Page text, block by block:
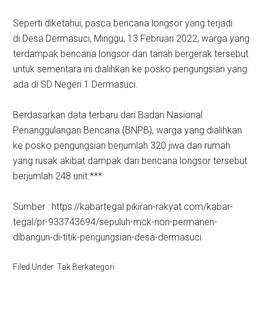
Seperti diketahui, pasca bencana longsor yang terjadi
di Desa Dermasuci, Minggu, 13 Februari 2022, warga yang
terdampak bencana longsor dan tanah bergerak tersebut
untuk sementara ini dialihkan ke posko pengungsian yang
ada di SD Negeri 1 Dermasuci.
Berdasarkan data terbaru dari Badan Nasional
Penanggulangan Bencana (BNPB), warga yang dialihkan
ke posko pengungsian berjumlah 320 jiwa dan rumah
yang rusak akibat dampak dari bencana longsor tersebut
berjumlah 248 unit.***
Sumber : https://kabartegal.pikiran-rakyat.com/kabar-
tegal/pr-933743694/sepuluh-mck-non-permanen-
dibangun-di-titik-pengungsian-desa-dermasuci
Filed Under: Tak Berkategori